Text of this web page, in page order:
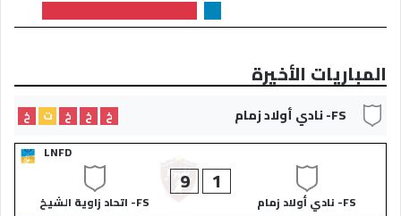
المباريات الأخيرة
FS- نادي أولاد زمام خ خ خ ت
خ
LNFD
FS- نادي أولاد زمام
1
9
FS- اتحاد زاوية الشيخ